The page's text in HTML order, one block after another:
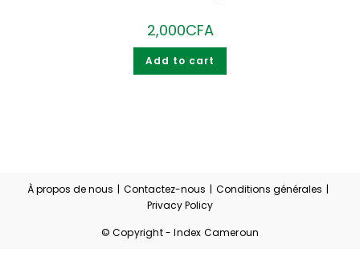
2,000CFA
Add to cart
À propos de nous Contactez-nous
Conditions générales
Privacy Policy
© Copyright - Index Cameroun